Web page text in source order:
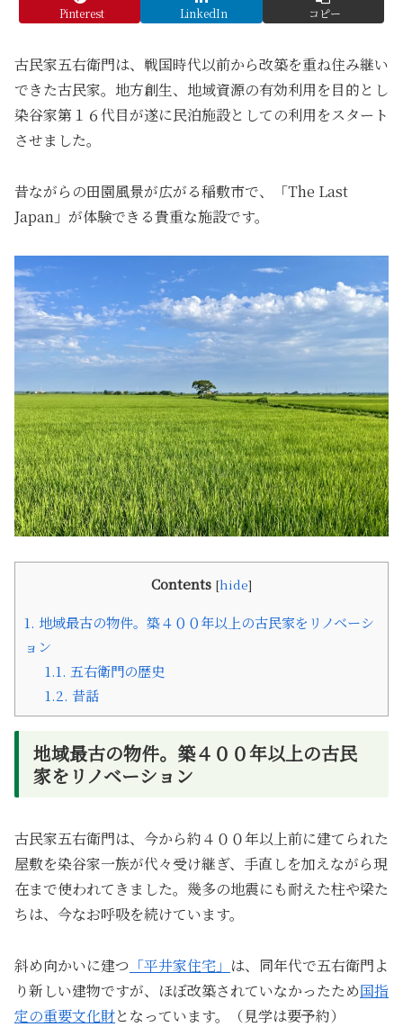
Pinterest LinkedIn コピー
古民家五右衛門は、戦国時代以前から改築を重ね住み継い
できた古民家。地方創生、地域資源の有効利用を目的とし
染谷家第１６代目が遂に民泊施設としての利用をスタート
させました。
昔ながらの田園風景が広がる稲敷市で、「The Last
Japan」が体験できる貴重な施設です。
Contents [hide]
1. 地域最古の物件。築４００年以上の古民家をリノベーシ
ョン
1.1. 五右衛門の歴史
1.2. 昔話
地域最古の物件。築４００年以上の古民
家をリノベーション
古民家五右衛門は、今から約４００年以上前に建てられた
屋敷を染谷家一族が代々受け継ぎ、手直しを加えながら現
在まで使われてきました。幾多の地震にも耐えた柱や梁た
ちは、今なお呼吸を続けています。
斜め向かいに建つ 「平井家住宅」 は、同年代で五右衛門よ
り新しい建物ですが、ほぼ改築されていなかったため国指
定の重要文化財となっています。（見学は要予約）